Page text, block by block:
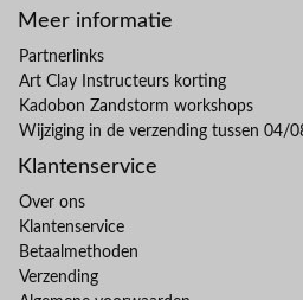
Meer informatie
Partnerlinks
Art Clay Instructeurs korting
Kadobon Zandstorm workshops
Wijziging in de verzending tussen 04/
Klantenservice
Over ons
Klantenservice
Betaalmethoden
Verzending